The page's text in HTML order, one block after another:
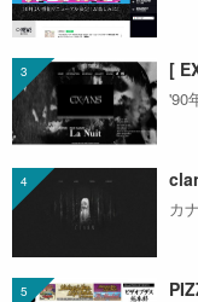
[
'90
カ